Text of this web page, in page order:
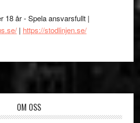
18 år - Spela ansvarsfullt |
| https://stodlinjen.se/
OM OSS